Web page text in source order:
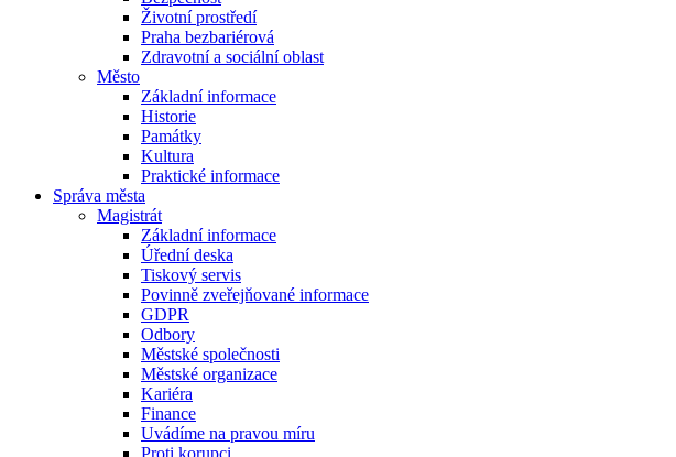
Životní prostředí
Praha bezbariérová
Zdravotní a sociální oblast
Město
Základní informace
Historie
Památky
Kultura
Praktické informace
Správa města
Magistrát
Základní informace
Úřední deska
Tiskový servis
Povinně zveřejňované informace
GDPR
Odbory
Městské společnosti
Městské organizace
Kariéra
Finance
Uvádíme na pravou míru
Proti korupci